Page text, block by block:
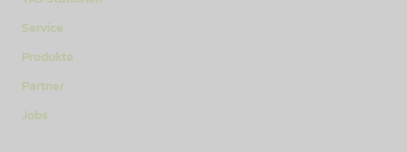
Service
Produkte
Partner
Jobs